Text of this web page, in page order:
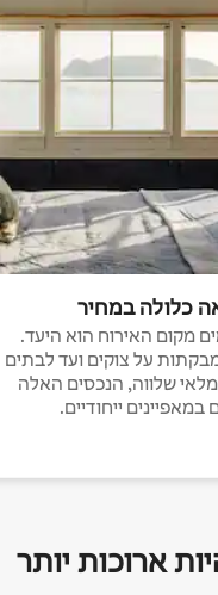
כלולה במחיר
מקום האירוח הוא היעד.
על צוקים ועד לבתים
שלווה, הנכסים האלה
במאפיינים ייחודיים.
ארוכות יותר